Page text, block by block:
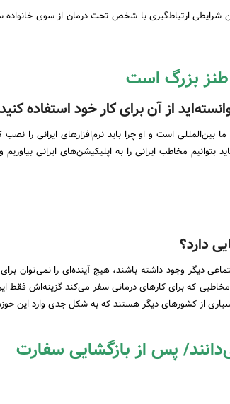
شرایطی ارتباط‌گیری با شخص تحت درمان از سوی
طنز بزرگ است
از آن برای کار خود استفاده
است و او چرا باید نرم‌افزارهای ایرانی را نصب
مخاطب ایرانی را به اپلیکیشن‌های ایرانی
دارد؟
دیگر وجود داشته باشند، هیچ آینده‌ای را نمی‌توان
که برای کارهای درمانی سفر می‌کند گزینه‌اش فقط
از کشورهای دیگر هستند که به شکل جدی وارد این
پس از بازگشایی سفارت